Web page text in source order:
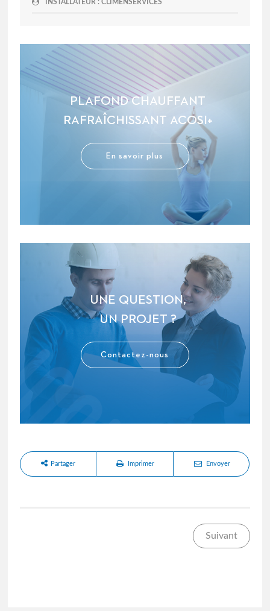
INSTALLATEUR : CLIMENSERVICES
PLAFOND CHAUFFANT
RAFRAÎCHISSANT ACOSI+
En savoir plus
UNE QUESTION,
UN PROJET ?
Contactez-nous
Partager Imprimer Envoyer
Suivant